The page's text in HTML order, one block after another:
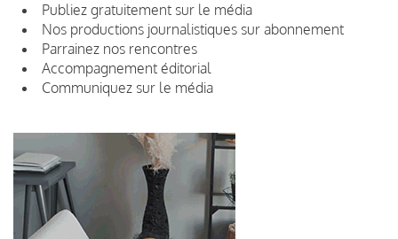
Publiez gratuitement sur le média
Nos productions journalistiques sur abonnement
Parrainez nos rencontres
Accompagnement éditorial
Communiquez sur le média